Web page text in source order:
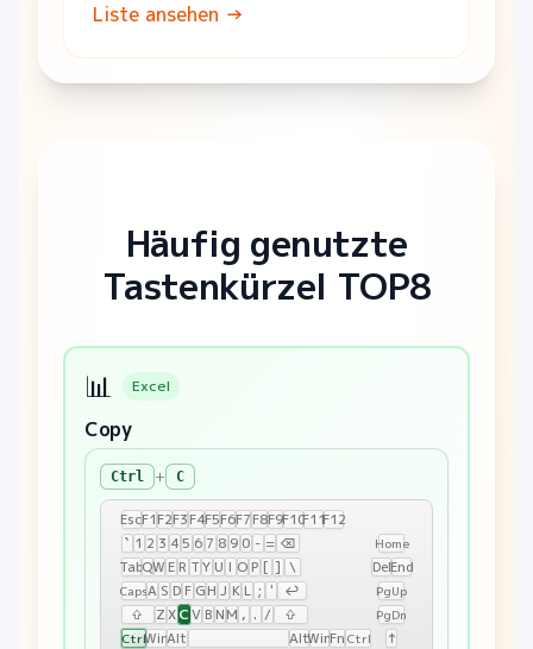
Liste ansehen →
Häufig genutzte
Tastenkürzel TOP8
📊 Excel
Copy
Ctrl + C
EscF1F2F3F4F5F6F7F8F9F10F11F12
` 1 2 3 45 6 7 8 9 0 - = ⌫
TabQWE R T Y U I OP [ ] \
CapsA S D F GH J K L ; '
↩
⇧
Z XCV B NM , . / ⇧
CtrlWinAlt AltWinFn Ctrl
Home
DelEnd
PgUp
PgDn
↑